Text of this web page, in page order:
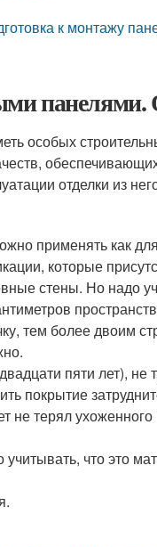
к монтажу
панелями.
особых
отделки из
применять как
которые
стены. Но надо
тем более двоим
пяти лет), не
покрытие
не терял ухоженного
что это